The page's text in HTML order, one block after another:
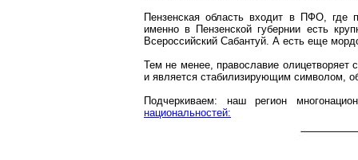
Пензенская область входит в ПФО, где
именно в Пензенской губернии есть
Всероссийский Сабантуй. А есть еще
Тем не менее, православие
и является стабилизирующим символом,
Подчеркиваем: наш регион
национальностей: